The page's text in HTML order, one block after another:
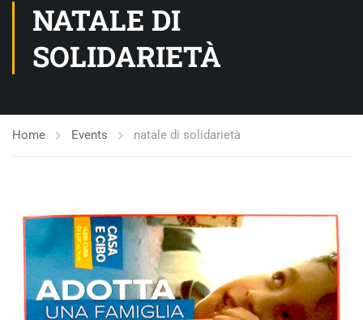
NATALE DI
SOLIDARIETÀ
Home Events natale di solidarietà